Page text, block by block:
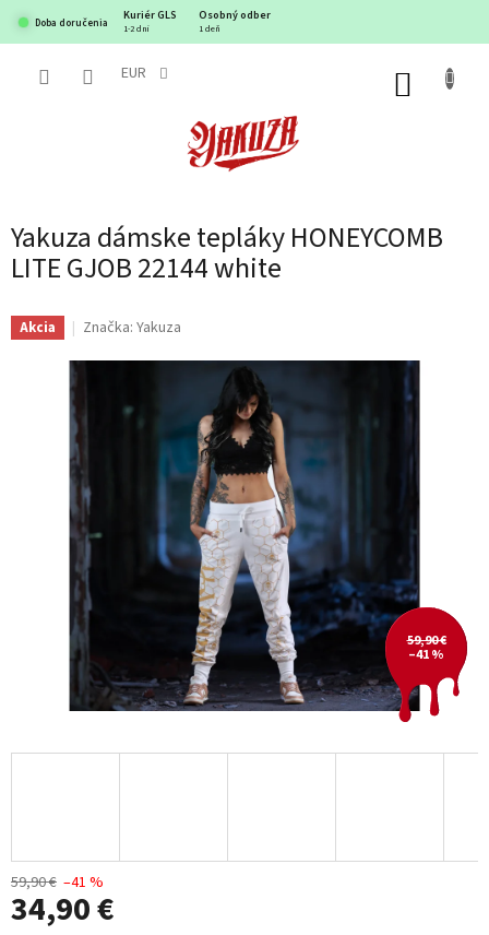
obsah
Doba doručenia
Kuriér GLS Osobný odber
1-2 dni 1 deň
EUR
Yakuza dámske tepláky HONEYCOMB
LITE GJOB 22144 white
Akcia Značka: Yakuza
59,90 €
–41 %
59,90 € –41 %
34,90 €